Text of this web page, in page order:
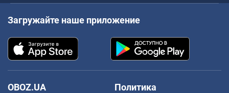
Загружайте наше приложение
OBOZ.UA
Политика